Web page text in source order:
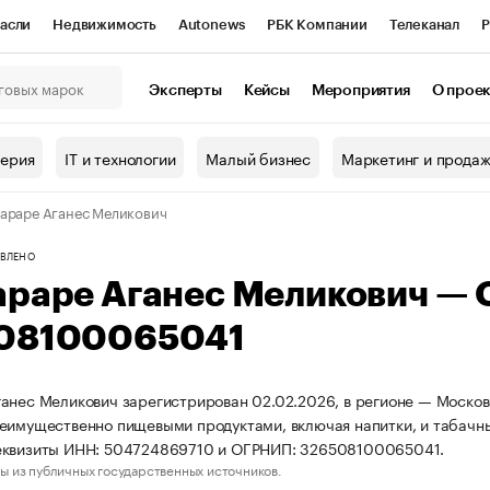
Недвижимость Autonews РБК Компании Телеканал
Проверка контрагентов
Эксперты Кейсы Мероприятия О
IT и технологии Малый бизнес Маркетинг и
Аганес Меликович
Аганес Меликович
Меликович зарегистрирован 02.02.2026, в регионе —
пищевыми продуктами, включая напитки, и
ИНН: 504724869710 и ОГРНИП: 326508100065041.
из публичных государственных источников.